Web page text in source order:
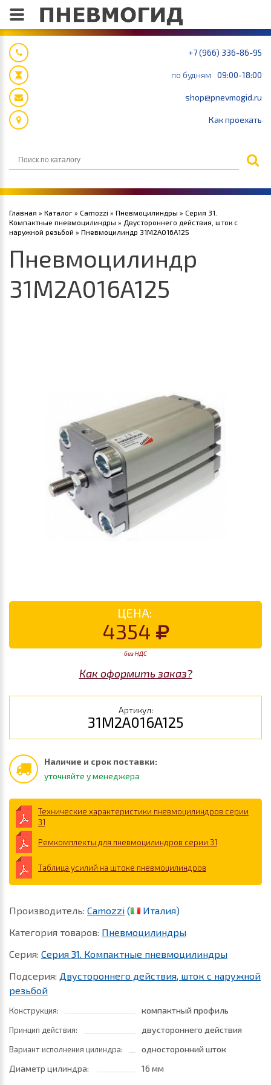
+7 (966) 336-86-95
по будням 09:00-18:00
shop@pnevmogid.ru
Как проехать
Главная » Каталог » Camozzi » Пневмоцилиндры » Серия 31.
Компактные пневмоцилиндры » Двустороннего действия, шток с
наружной резьбой » Пневмоцилиндр 31M2A016A125
Пневмоцилиндр
31M2A016A125
ЦЕНА:
4354
без НДС
Как оформить заказ?
Артикул:
31M2A016A125
Наличие и срок поставки:
уточняйте у менеджера
Технические характеристики пневмоцилиндров серии
31
Ремкомплекты для пневмоцилиндров серии 31
Таблица усилий на штоке пневмоцилиндров
Производитель: Camozzi (
Италия)
Категория товаров: Пневмоцилиндры
Серия: Серия 31. Компактные пневмоцилиндры
Подсерия: Двустороннего действия, шток с наружной
резьбой
Конструкция: компактный профиль
Принцип действия: двустороннего действия
Вариант исполнения цилиндра:
односторонний шток
Диаметр цилиндра:
16 мм